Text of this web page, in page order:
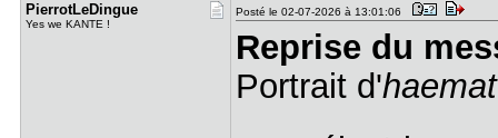
PierrotLeD​ingue
Yes we KANTE !
Posté le 02-07-2026 à 13:01:06
Reprise du
Portrait d'